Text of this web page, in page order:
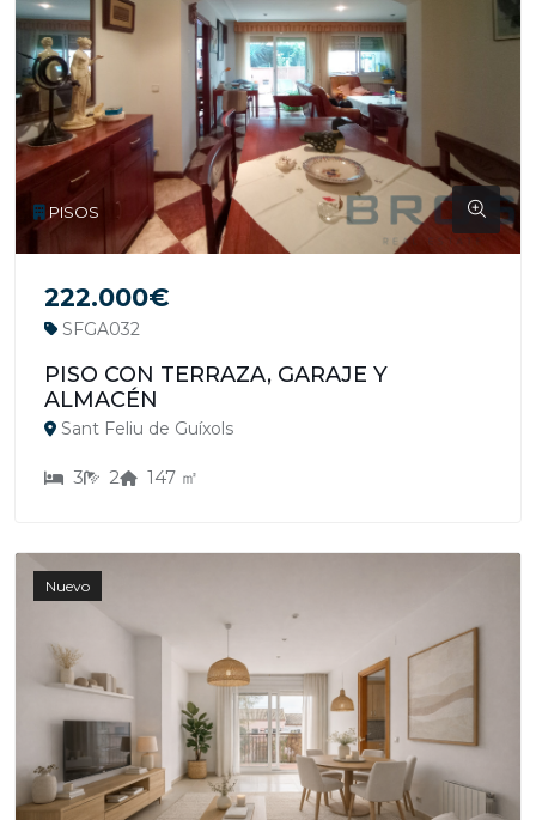
PISOS
222.000€
SFGA032
PISO CON TERRAZA, GARAJE Y
ALMACÉN
Sant Feliu de Guíxols
3 2 147 ㎡
Nuevo